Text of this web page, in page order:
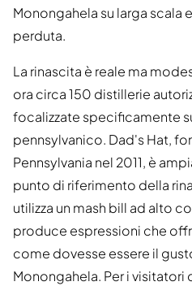
Monongahela su larga scala
perduta.
La rinascita è reale ma
ora circa 150 distillerie
focalizzate specificamente
pennsylvanico. Dad's Hat,
Pennsylvania nel 2011, è
punto di riferimento della
utilizza un mash bill ad alto
produce espressioni che
come dovesse essere il
Monongahela. Per i visitatori